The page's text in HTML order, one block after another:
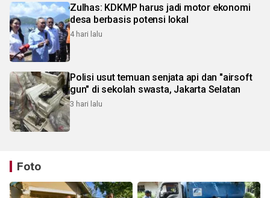
Zulhas: KDKMP harus jadi motor ekonomi
desa berbasis potensi lokal
4 hari lalu
Polisi usut temuan senjata api dan "airsoft
gun" di sekolah swasta, Jakarta Selatan
3 hari lalu
Foto